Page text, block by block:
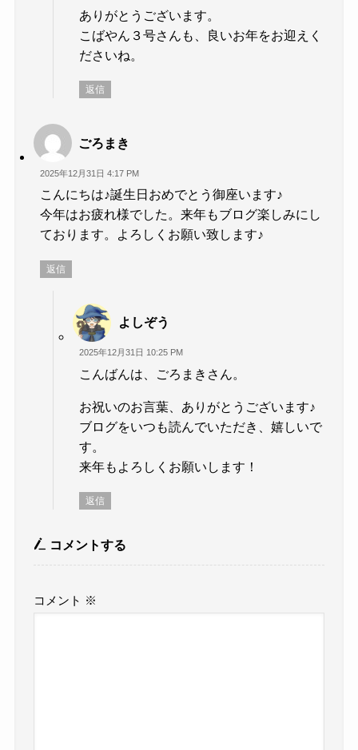
ありがとうございます。
こばやん３号さんも、良いお年をお迎えく
ださいね。
返信
ごろまき
2025年12月31日 4:17 PM
こんにちは♪誕生日おめでとう御座います♪
今年はお疲れ様でした。来年もブログ楽しみにし
ております。よろしくお願い致します♪
返信
よしぞう
2025年12月31日 10:25 PM
こんばんは、ごろまきさん。
お祝いのお言葉、ありがとうございます♪
ブログをいつも読んでいただき、嬉しいで
す。
来年もよろしくお願いします！
返信
コメントする
コメント ※